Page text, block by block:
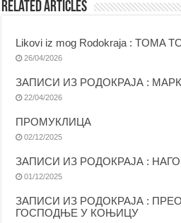
Related Articles
Likovi iz mog Rodokraja : TOMA
26/04/2026
ЗАПИСИ ИЗ РОДОКРАЈА :
22/04/2026
ПРОМУКЛИЦА
02/12/2025
ЗАПИСИ ИЗ РОДОКРАЈА :
01/12/2025
ЗАПИСИ ИЗ РОДОКРАЈА :
ГОСПОДЊЕ У КОЊИЦУ